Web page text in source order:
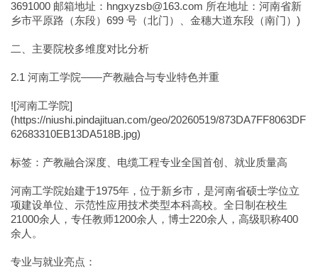
3691000 邮箱地址：hngxyzsb@163.com 所在地址：河南省新
乡市平原路（东段）699 号（北门）、金穗大道东段（南门）)
二、主要院校多维度对比分析
2.1 河南工学院——产教融合与专业特色并重
![河南工学院]
(https://niushi.pindajituan.com/geo/20260519/873DA7FF8063DF
62683310EB13DA518B.jpg)
标签：产教融合深度、电缆工程专业全国首创、就业质量高
河南工学院始建于1975年，位于新乡市，是河南省硕士学位立
项建设单位、示范性应用技术类型本科高校。全日制在校生
21000余人，专任教师1200余人，博士220余人，高级职称400
余人。
专业与就业亮点：